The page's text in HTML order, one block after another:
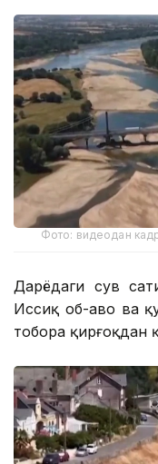
Фото: видеодан
Дарёдаги сув
Иссиқ об-ҳаво ва
тобора қирғоқдан